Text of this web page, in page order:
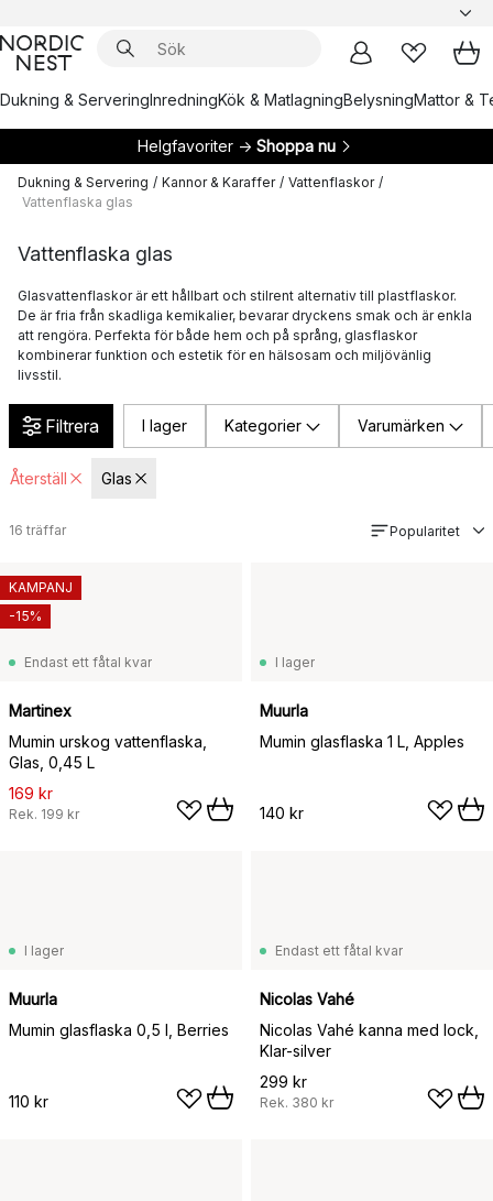
Dukning & ServeringInredningKök & MatlagningBelysningMattor &
Helgfavoriter → Shoppa nu
Dukning & Servering / Kannor & Karaffer / Vattenflaskor /
Vattenflaska glas
Vattenflaska glas
Glasvattenflaskor är ett hållbart och stilrent alternativ till plastflaskor.
De är fria från skadliga kemikalier, bevarar dryckens smak och är enkla
att rengöra. Perfekta för både hem och på språng, glasflaskor
kombinerar funktion och estetik för en hälsosam och miljövänlig
livsstil.
Filtrera I lager Kategorier Varumärken
Återställ Glas
16 träffar Popularitet
Endast ett fåtal kvar
Martinex
Mumin urskog vattenflaska,
Glas, 0,45 L
169 kr
Rek. 199 kr
KAMPANJ
-15%
I lager
Muurla
Mumin glasflaska 1 L, Apples
140 kr
I lager
Muurla
Mumin glasflaska 0,5 l, Berries
110 kr
Endast ett fåtal kvar
Nicolas Vahé
Nicolas Vahé kanna med lock,
Klar-silver
299 kr
Rek. 380 kr